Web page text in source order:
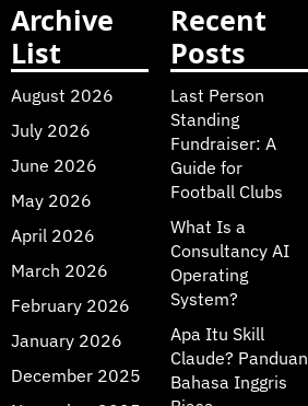
Archive
List
August 2026
July 2026
June 2026
May 2026
April 2026
March 2026
February 2026
January 2026
December 2025
Recent
Posts
Last Person
Standing
Fundraiser: A
Guide for
Football Clubs
What Is a
Consultancy AI
Operating
System?
Apa Itu Skill
Claude? Panduan
Bahasa Inggris